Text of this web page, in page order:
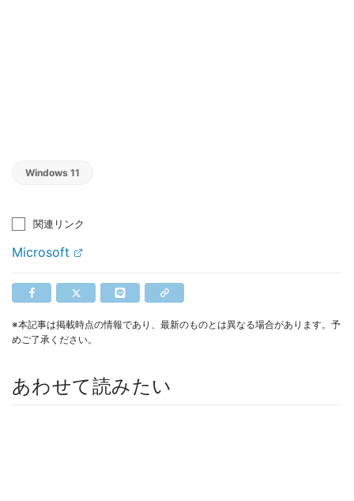
Windows 11
関連リンク
Microsoft
※本記事は掲載時点の情報であり、最新のものとは異なる場合があります。予
めご了承ください。
あわせて読みたい